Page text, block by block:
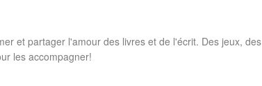
et partager l'amour des livres et de l'écrit. Des jeux, des
les accompagner!